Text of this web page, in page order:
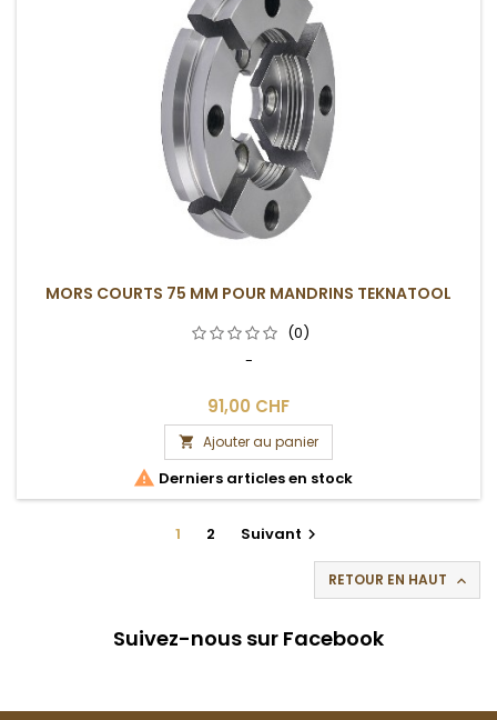
MORS COURTS 75 MM POUR MANDRINS TEKNATOOL
(0)
-
91,00 CHF
 Ajouter au panier
 Derniers articles en stock
1 2 Suivant 
RETOUR EN HAUT 
Suivez-nous sur Facebook